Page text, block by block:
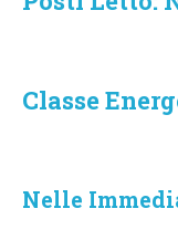
Classe
Nelle